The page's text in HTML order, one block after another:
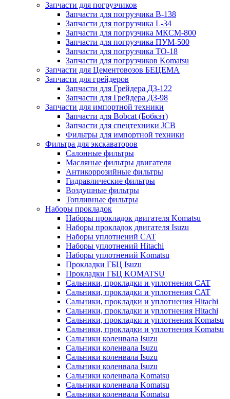
Запчасти для погрузчиков
Запчасти для погрузчика B-138
Запчасти для погрузчика L-34
Запчасти для погрузчика МКСМ-800
Запчасти для погрузчика ПУМ-500
Запчасти для погрузчика ТО-18
Запчасти для погрузчиков Komatsu
Запчасти для Цементовозов БЕЦЕМА
Запчасти для грейдеров
Запчасти для Грейдера ДЗ-122
Запчасти для Грейдера ДЗ-98
Запчасти для импортной техники
Запчасти для Bobcat (Бобкэт)
Запчасти для спецтехники JCB
Фильтры для импортной техники
Фильтра для экскаваторов
Салонные фильтры
Масляные фильтры двигателя
Антикоррозийные фильтры
Гидравлические фильтры
Воздушные фильтры
Топливные фильтры
Наборы прокладок
Наборы прокладок двигателя Komatsu
Наборы прокладок двигателя Isuzu
Наборы уплотнений CAT
Наборы уплотнений Hitachi
Наборы уплотнений Komatsu
Прокладки ГБЦ Isuzu
Прокладки ГБЦ KOMATSU
Сальники, прокладки и уплотнения CAT
Сальники, прокладки и уплотнения CAT
Сальники, прокладки и уплотнения Hitachi
Сальники, прокладки и уплотнения Hitachi
Сальники, прокладки и уплотнения Komatsu
Сальники, прокладки и уплотнения Komatsu
Сальники коленвала Isuzu
Сальники коленвала Isuzu
Сальники коленвала Isuzu
Сальники коленвала Isuzu
Сальники коленвала Komatsu
Сальники коленвала Komatsu
Сальники коленвала Komatsu